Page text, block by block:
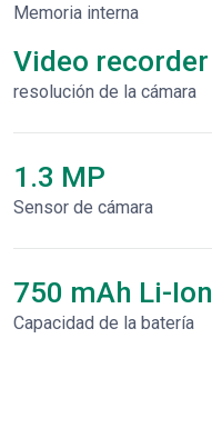
Memoria interna
Video recorder
resolución de la cámara
1.3 MP
Sensor de cámara
750 mAh Li-Ion
Capacidad de la batería